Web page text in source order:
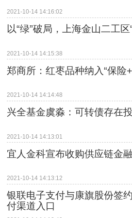
2021-10-14 14:16:02
以“绿”破局，上海金山二工区
2021-10-14 14:15:38
郑商所：红枣品种纳入“保险
2021-10-14 14:14:48
兴全基金虞淼：可转债存在
2021-10-14 14:13:01
宜人金科宣布收购供应链金
2021-10-14 14:13:12
银联电子支付与康旗股份签
付渠道入口